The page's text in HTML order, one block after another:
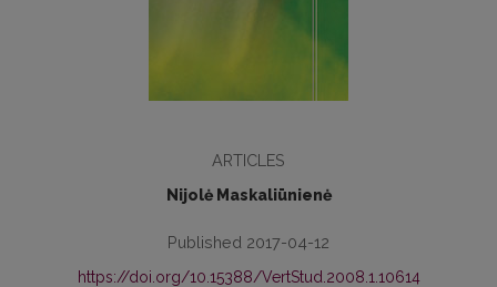
ARTICLES
Nijolė Maskaliūnienė
Published 2017-04-12
https://doi.org/10.15388/VertStud.2008.1.10614